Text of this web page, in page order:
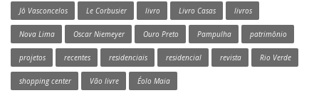
Jô Vasconcelos Le Corbusier livro Livro Casas livros
Nova Lima Oscar Niemeyer Ouro Preto Pampulha patrimônio
projetos recentes residenciais residencial revista Rio Verde
shopping center Vão livre Éolo Maia